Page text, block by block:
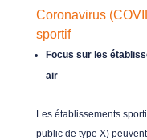
Coronavirus
sportif
Focus sur les
air
Les établissements
public de type X)